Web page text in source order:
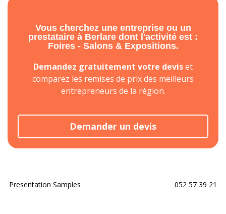
Vous cherchez une entreprise ou un
prestataire à Berlare dont l'activité est :
Foires - Salons & Expositions.
Demandez gratuitement votre deviset
comparez les remises de prix des meilleurs
entrepreneurs de la région.
Demander un devis
Presentation Samples 052 57 39 21